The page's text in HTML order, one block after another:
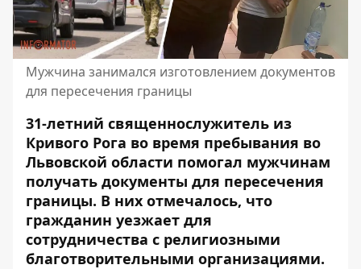
Мужчина занимался изготовлением документов
для пересечения границы
31-летний священнослужитель из
Кривого Рога во время пребывания во
Львовской области помогал мужчинам
получать документы для пересечения
границы. В них отмечалось, что
гражданин уезжает для
сотрудничества с религиозными
благотворительными организациями.